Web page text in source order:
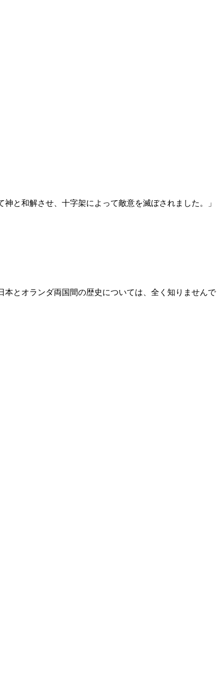
と和解させ、十字架によって敵意を滅ぼされました。」
とオランダ両国間の歴史については、全く知りませんで